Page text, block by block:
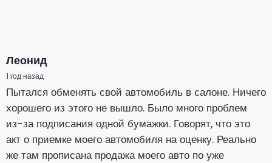
Леонид
1 год назад
Пытался обменять свой автомобиль в салоне. Ничего
хорошего из этого не вышло. Было много проблем
из-за подписания одной бумажки. Говорят, что это
акт о приемке моего автомобиля на оценку. Реально
же там прописана продажа моего авто по уже